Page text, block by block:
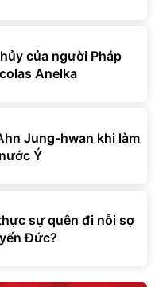
của người Pháp
Anelka
Jung-hwan khi làm
Ý
sự quên đi nỗi sợ
Đức?